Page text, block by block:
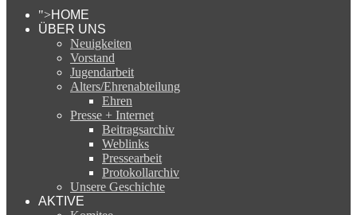
">HOME
ÜBER UNS
Neuigkeiten
Vorstand
Jugendarbeit
Alters/Ehrenabteilung
Ehren
Presse + Internet
Beitragsarchiv
Weblinks
Pressearbeit
Protokollarchiv
Unsere Geschichte
AKTIVE